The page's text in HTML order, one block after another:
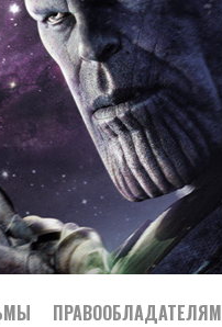
ПРАВООБЛАДАТЕЛЯМ